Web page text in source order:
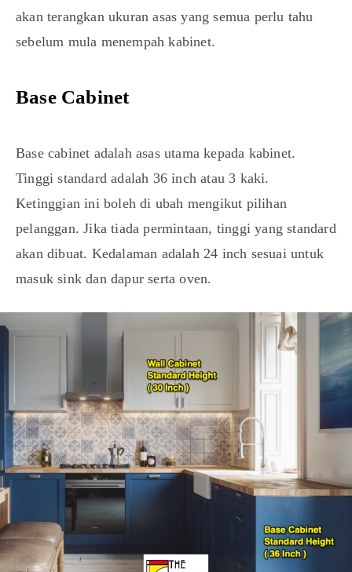
akan terangkan ukuran asas yang semua perlu tahu
sebelum mula menempah kabinet.
Base Cabinet
Base cabinet adalah asas utama kepada kabinet.
Tinggi standard adalah 36 inch atau 3 kaki.
Ketinggian ini boleh di ubah mengikut pilihan
pelanggan. Jika tiada permintaan, tinggi yang standard
akan dibuat. Kedalaman adalah 24 inch sesuai untuk
masuk sink dan dapur serta oven.